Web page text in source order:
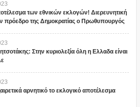
των εθνικών εκλογών! Διερευνητική
πρόεδρο της Δημοκρατίας ο Πρωθυπουργός
Στην κυριολεξία όλη η Ελλαδα είναι
αρνητικό το εκλογικό αποτέλεσμα